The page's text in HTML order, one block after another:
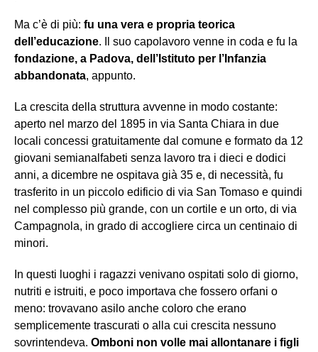
Ma c’è di più: fu una vera e propria teorica
dell’educazione. Il suo capolavoro venne in coda e fu la
fondazione, a Padova, dell’Istituto per l’Infanzia
abbandonata, appunto.
La crescita della struttura avvenne in modo costante:
aperto nel marzo del 1895 in via Santa Chiara in due
locali concessi gratuitamente dal comune e formato da 12
giovani semianalfabeti senza lavoro tra i dieci e dodici
anni, a dicembre ne ospitava già 35 e, di necessità, fu
trasferito in un piccolo edificio di via San Tomaso e quindi
nel complesso più grande, con un cortile e un orto, di via
Campagnola, in grado di accogliere circa un centinaio di
minori.
In questi luoghi i ragazzi venivano ospitati solo di giorno,
nutriti e istruiti, e poco importava che fossero orfani o
meno: trovavano asilo anche coloro che erano
semplicemente trascurati o alla cui crescita nessuno
sovrintendeva. Omboni non volle mai allontanare i figli